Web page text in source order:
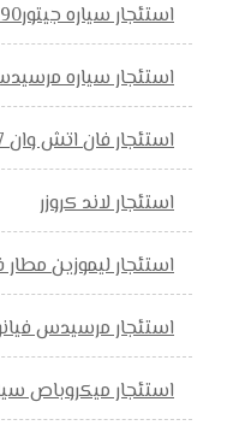
استئجار سياره جيتورX90 بالسائق
استئجار سياره
استئجار فان اتش وان 7راكب
استئجار لاند كروزر
استئجار ليموزين
استئجار مرسيدس
استئجار ميكروباص سياحي